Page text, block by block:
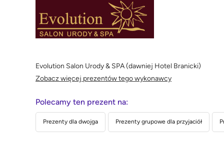
Evolution Salon Urody & SPA (dawniej Hotel Branicki)
Zobacz więcej prezentów tego wykonawcy
Polecamy ten prezent na:
Prezenty dla dwojga Prezenty grupowe dla przyjaciół